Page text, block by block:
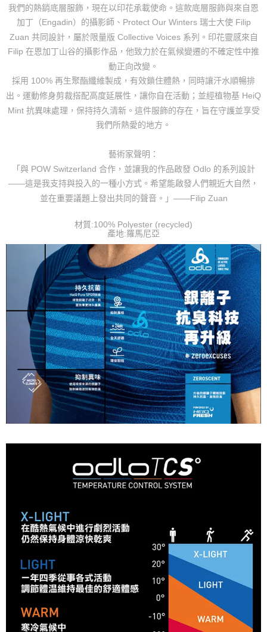
我們的熱銷底層服飾，現在以印花承載使命。這款底層服飾與來自恩
加丁（Engadin）的攝影師、Protect Our Winters 瑞士大使 Filip
Zuan 共同設計，屬於限量版 Collective Voices 系列。印花靈感來自
Filip 在恩加丁山谷的攝影作品，他致力於在氣候變遷的不確定性中推
動正向改變。
採用 100% 再生聚酯纖維製成，有效鎖住體熱，同時讓汗水順暢排
出。運動修身剪裁搭配高度延展性，讓你自在活動；並經植物基 HeiQ
Mint 抗異味處理，保持持久清新。這件服飾的存在，旨在守護並享受
我們所熱愛的地方。
藝術家聲明：
「與 POW Switzerland 合作，並讓我的作品啟發 Odlo 的系列設計
——這是我支持與投入的一種小方式。希望能啟發人們親近大自然，
並在重要議題上發出共同的聲音。」——Filip Zuan
材質:100% Polyester (recycled)
產地:羅馬尼亞